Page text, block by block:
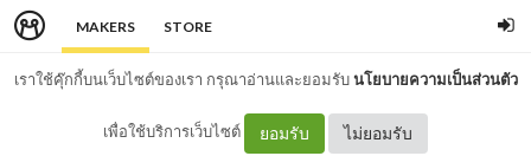
MAKERS STORE
เราใช้คุ๊กกี้บนเว็บไซต์ของเรา กรุณาอ่านและยอมรับนโยบายความเป็นส่วนตัว
เพื่อใช้บริการเว็บไซต์ ยอมรับ ไม่ยอมรับ